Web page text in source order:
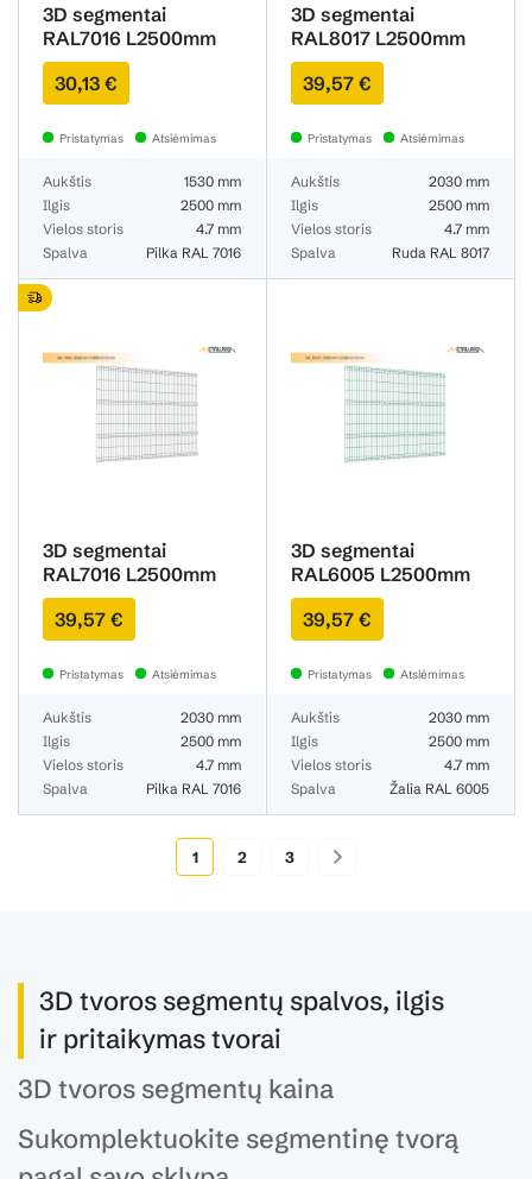
3D segmentai
RAL7016 L2500mm
H1530mm 4.7mm
30,13 €
Pristatymas Atsiėmimas
Aukštis
1530 mm
Ilgis
2500 mm
Vielos storis
4.7 mm
Spalva
Pilka RAL 7016
3D segmentai
RAL8017 L2500mm
H2030mm 4.7mm
39,57 €
Pristatymas Atsiėmimas
Aukštis
2030 mm
Ilgis
2500 mm
Vielos storis
4.7 mm
Spalva
Ruda RAL 8017
3D segmentai
RAL7016 L2500mm
H2030mm 4.7mm
39,57 €
Pristatymas Atsiėmimas
Aukštis
2030 mm
Ilgis
2500 mm
Vielos storis
4.7 mm
Spalva
Pilka RAL 7016
3D segmentai
RAL6005 L2500mm
H2030mm 4.7mm
39,57 €
Pristatymas Atsiėmimas
Aukštis
2030 mm
Ilgis
2500 mm
Vielos storis
4.7 mm
Spalva
Žalia RAL 6005
1 2 3
3D tvoros segmentų spalvos, ilgis
ir pritaikymas tvorai
3D tvoros segmentų kaina
Sukomplektuokite segmentinę tvorą